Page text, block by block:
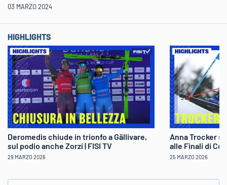
03 MARZO 2024
HIGHLIGHTS
Deromedis chiude in trionfo a Gällivare,
sul podio anche Zorzi | FISI TV
29 MARZO 2026
Anna Trocker
alle Finali di
25 MARZO 2026